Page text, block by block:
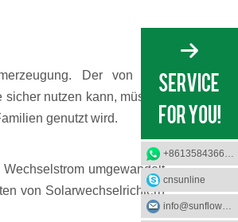
Der von den
nutzen kann, müssen
genutzt wird.
umgewandelt
von Solarwechselrichtern
+8613584366733
cnsunline
info@sunflower-solar.com